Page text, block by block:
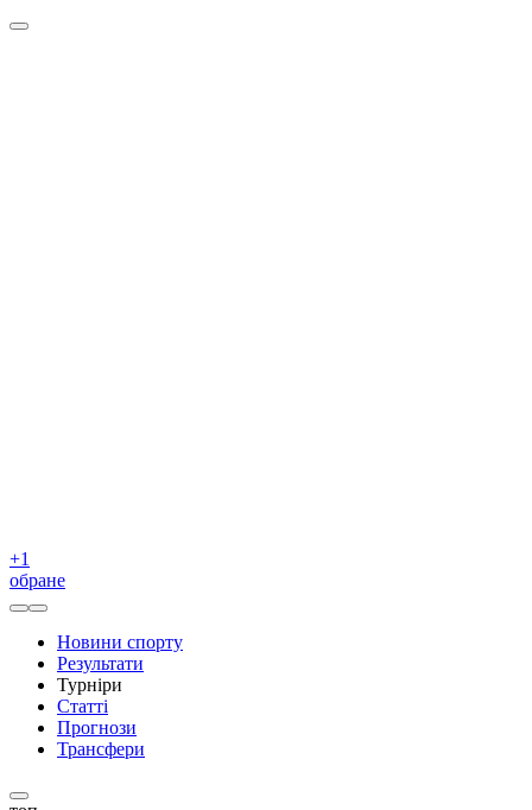
+1
обране
Новини спорту
Результати
Турніри
Статті
Прогнози
Трансфери